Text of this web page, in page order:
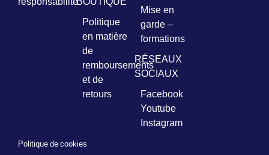
Politique
en matière
de
remboursements
et de
retours
Mise en
garde –
formations
RÉSEAUX
SOCIAUX
Facebook
Youtube
Instagram
Politique de cookies
pourrez